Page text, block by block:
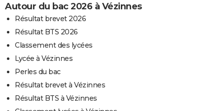
Autour du bac 2026 à Vézinnes
Résultat brevet 2026
Résultat BTS 2026
Classement des lycées
Lycée à Vézinnes
Perles du bac
Résultat brevet à Vézinnes
Résultat BTS à Vézinnes